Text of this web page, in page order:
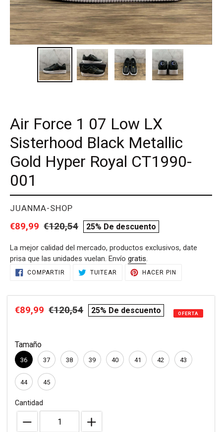
Air Force 1 07 Low LX
Sisterhood Black Metallic
Gold Hyper Royal CT1990-
001
PROVEEDOR
JUANMA-SHOP
Precio
venta
€89,99 Precio
€120,54
compare
25% De descuento
La mejor calidad del mercado, productos exclusivos, date
prisa que las unidades vuelan. Envío gratis.
Agregando
tu
compra
COMPARTIR COMPARTIRTUITEAR TUITEARHACER PIN
Precio
€89,99 Precio
€120,54
compare
25% De descuento OFERTA
Tamaño
36 37 38 39 40 41 42 43
44 45
Cantidad